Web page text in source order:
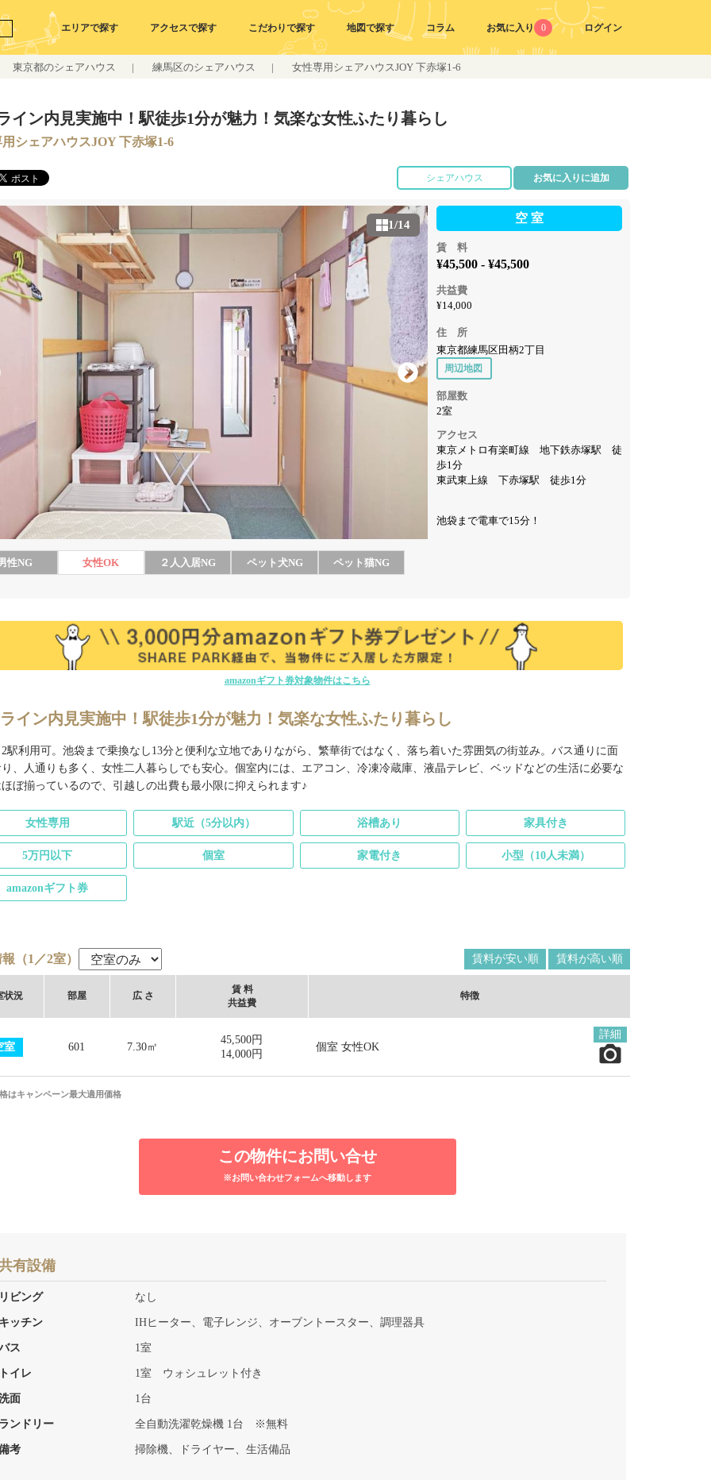
エリアで探す アクセスで探す こだわりで探す 地図で探す コラム お気に入り 0 ログイン
東京都のシェアハウス | 練馬区のシェアハウス | 女性専用シェアハウスJOY 下赤塚1-6
イン内見実施中！駅徒歩1分が魅力！気楽な女性ふたり暮らし
シェアハウスJOY 下赤塚1-6
お気に入りに追加
シェアハウス
1/14
性NG 女性OK ２人入居NG ペット犬NG ペット猫NG
空 室
賃 料
¥45,500 - ¥45,500
共益費
¥14,000
住 所
東京都練馬区田柄2丁目
周辺地図
部屋数
2室
アクセス
東京メトロ有楽町線 地下鉄赤塚駅 徒
歩1分
東武東上線 下赤塚駅 徒歩1分
池袋まで電車で15分！
amazonギフト券対象物件はこちら
イン内見実施中！駅徒歩1分が魅力！気楽な女性ふたり暮らし
駅利用可。池袋まで乗換なし13分と便利な立地でありながら、繁華街ではなく、落ち着いた雰囲気の街並み。バス通りに面
、人通りも多く、女性二人暮らしでも安心。個室内には、エアコン、冷凍冷蔵庫、液晶テレビ、ベッドなどの生活に必要な
ぼ揃っているので、引越しの出費も最小限に抑えられます♪
女性専用 駅近（5分以内） 浴槽あり 家具付き
5万円以下 個室 家電付き 小型（10人未満）
amazonギフト券
（1／2室） 賃料が安い順 賃料が高い順
状況 部屋 広 さ
賃 料
共益費
特徴
室 601 7.30㎡
45,500円
14,000円
個室 女性OK
詳細
はキャンペーン最大適用価格
この物件にお問い合せ
※お問い合わせフォームへ移動します
有設備
ビング なし
ッチン IHヒーター、電子レンジ、オーブントースター、調理器具
ス 1室
イレ 1室 ウォシュレット付き
面 1台
ンドリー 全自動洗濯乾燥機 1台 ※無料
考 掃除機、ドライヤー、生活備品